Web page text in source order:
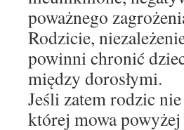
poważnego
Rodzicie,
powinni chronić
między dorosłymi.
Jeśli zatem rodzic
której mowa